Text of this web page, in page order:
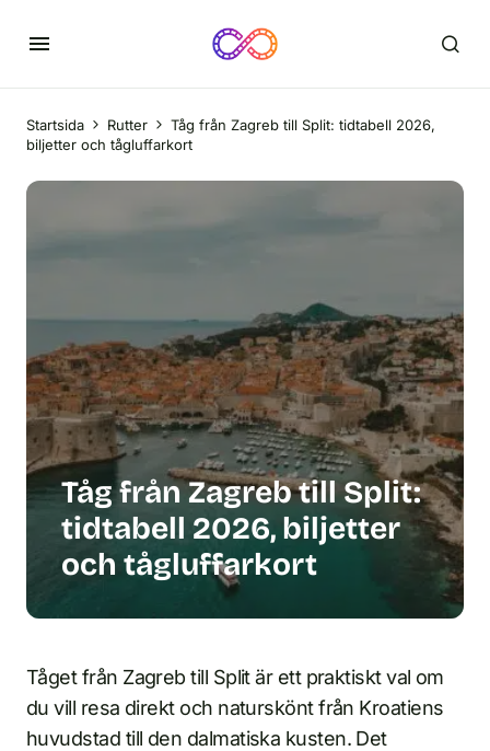
Startsida Rutter
Tåg från Zagreb till Split: tidtabell 2026,
biljetter och tågluffarkort
Tåg från Zagreb till Split:
tidtabell 2026, biljetter
och tågluffarkort
Tåget från Zagreb till Split är ett praktiskt val om
du vill resa direkt och naturskönt från Kroatiens
huvudstad till den dalmatiska kusten. Det